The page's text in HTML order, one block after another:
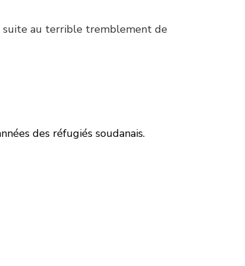
suite au terrible tremblement de
des réfugiés soudanais.